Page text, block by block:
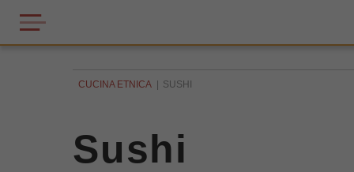
CUCINA ETNICA SUSHI
Sushi